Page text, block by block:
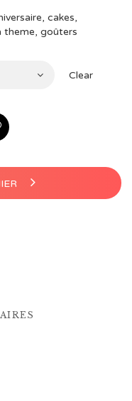
, cakes,
theme, goûters
Clear